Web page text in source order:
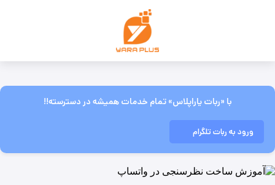
با «ربات یاراپلاس» تمام خدمات همیشه در دسترسته!!
ورود به ربات تلگرام